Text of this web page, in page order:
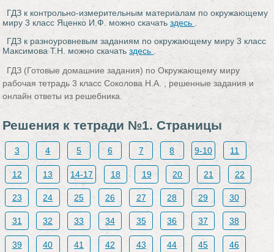
ГДЗ к контрольно-измерительным материалам по окружающему
миру 3 класс Яценко И.Ф. можно скачатьздесь
ГДЗ к разноуровневым заданиям по окружающему миру 3 класс
Максимова Т.Н. можно скачатьздесь
ГДЗ (Готовые домашние задания) по Окружающему миру
рабочая тетрадь 3 класс Соколова Н.А. , решенные задания и
онлайн ответы из решебника.
Решения к тетради №1. Страницы
3 4 5 6 7 8 9-10 11
12 13 14-17 18 19 20 21 22
23 24 25 26 27 28 29 30
31 32 33 34 35 36 37 38
39 40 41 42 43 44 45 46